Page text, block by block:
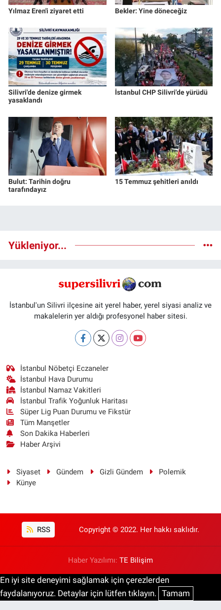
Yılmaz Eren'i ziyaret etti Bekler: Yine döneceğiz
Silivri'de denize girmek
yasaklandı
İstanbul CHP Silivri'de yürüdü
Bulut: Tarihin doğru
tarafındayız
15 Temmuz şehitleri anıldı
Yükleniyor...
İstanbul'un Silivri ilçesine ait yerel haber, yerel siyasi analiz ve
makalelerin yer aldığı profesyonel haber sitesi.
İstanbul Nöbetçi Eczaneler
İstanbul Hava Durumu
İstanbul Namaz Vakitleri
İstanbul Trafik Yoğunluk Haritası
Süper Lig Puan Durumu ve Fikstür
Tüm Manşetler
Son Dakika Haberleri
Haber Arşivi
Siyaset Gündem Gizli Gündem
Polemik
Künye
RSS Copyright © 2022. Her hakkı saklıdır.
Haber Yazılımı: TE Bilişim
En iyi site deneyimi sağlamak için çerezlerden
faydalanıyoruz. Detaylar için lütfen tıklayın. Tamam